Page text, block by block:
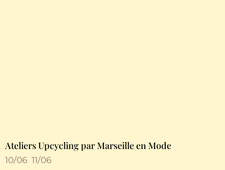
Ateliers Upcycling par Marseille en Mode
10/06 11/06